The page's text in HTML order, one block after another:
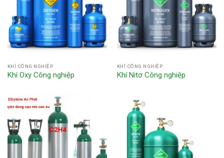
KHÍ CÔNG NGHIỆP
Khí Oxy Công nghiệp
KHÍ CÔNG NGHIỆP
Khí Nitơ Công nghiệp